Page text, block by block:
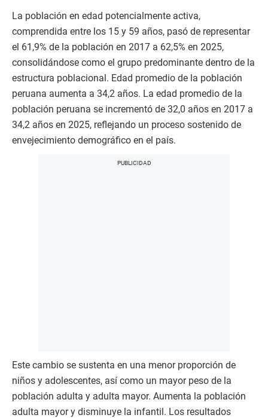
La población en edad potencialmente activa,
comprendida entre los 15 y 59 años, pasó de representar
el 61,9% de la población en 2017 a 62,5% en 2025,
consolidándose como el grupo predominante dentro de la
estructura poblacional. Edad promedio de la población
peruana aumenta a 34,2 años. La edad promedio de la
población peruana se incrementó de 32,0 años en 2017 a
34,2 años en 2025, reflejando un proceso sostenido de
envejecimiento demográfico en el país.
Este cambio se sustenta en una menor proporción de
niños y adolescentes, así como un mayor peso de la
población adulta y adulta mayor. Aumenta la población
adulta mayor y disminuye la infantil. Los resultados